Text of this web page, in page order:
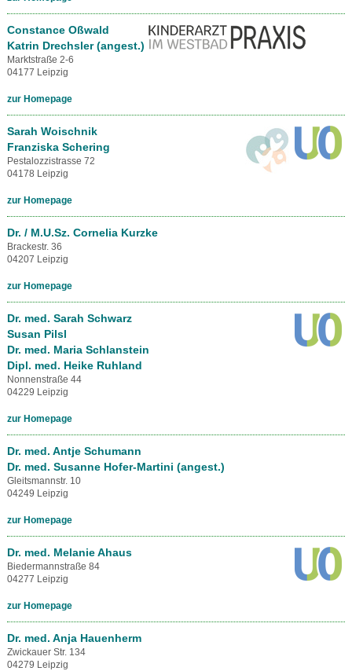
Constance Oßwald
Katrin Drechsler (angest.)
Marktstraße 2-6
04177 Leipzig
zur Homepage
Sarah Woischnik
Franziska Schering
Pestalozzistrasse 72
04178 Leipzig
zur Homepage
Dr. / M.U.Sz. Cornelia Kurzke
Brackestr. 36
04207 Leipzig
zur Homepage
Dr. med. Sarah Schwarz
Susan Pilsl
Dr. med. Maria Schlanstein
Dipl. med. Heike Ruhland
Nonnenstraße 44
04229 Leipzig
zur Homepage
Dr. med. Antje Schumann
Dr. med. Susanne Hofer-Martini (angest.)
Gleitsmannstr. 10
04249 Leipzig
zur Homepage
Dr. med. Melanie Ahaus
Biedermannstraße 84
04277 Leipzig
zur Homepage
Dr. med. Anja Hauenherm
Zwickauer Str. 134
04279 Leipzig